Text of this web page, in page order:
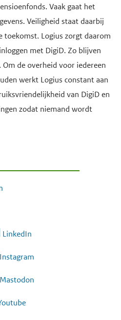
Vaak gaat het
Veiligheid staat daarbij
toekomst. Logius zorgt daarom
met DigiD. Zo blijven
Om de overheid voor iedereen
werkt Logius constant aan
van DigiD en
zodat niemand wordt
LinkedIn
Instagram
Mastodon